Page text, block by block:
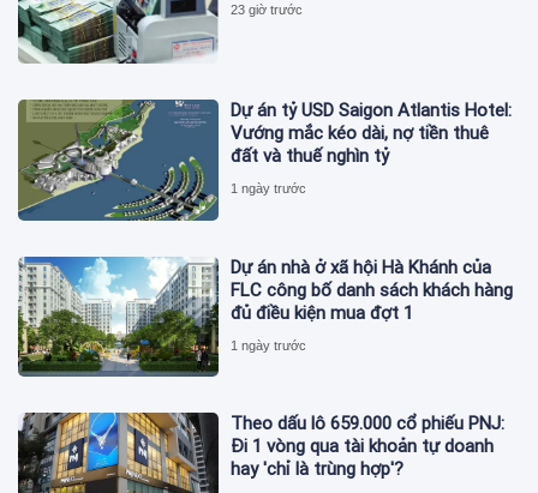
23 giờ trước
Dự án tỷ USD Saigon Atlantis Hotel:
Vướng mắc kéo dài, nợ tiền thuê
đất và thuế nghìn tỷ
1 ngày trước
Dự án nhà ở xã hội Hà Khánh của
FLC công bố danh sách khách hàng
đủ điều kiện mua đợt 1
1 ngày trước
Theo dấu lô 659.000 cổ phiếu PNJ:
Đi 1 vòng qua tài khoản tự doanh
hay 'chỉ là trùng hợp'?